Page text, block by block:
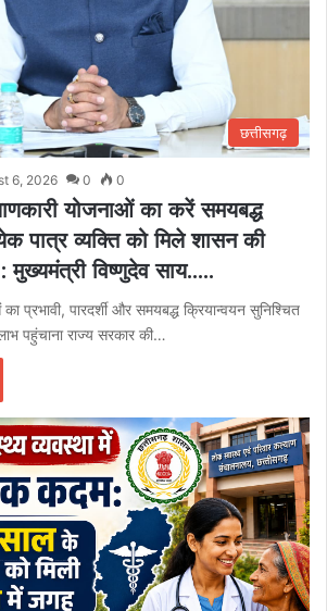
छत्तीसगढ़
6, 2026 0 0
योजनाओं का करें समयबद्ध
पात्र व्यक्ति को मिले शासन की
विष्णुदेव साय…..
प्रभावी, पारदर्शी और समयबद्ध क्रियान्वयन सुनिश्चित
पहुंचाना राज्य सरकार की…